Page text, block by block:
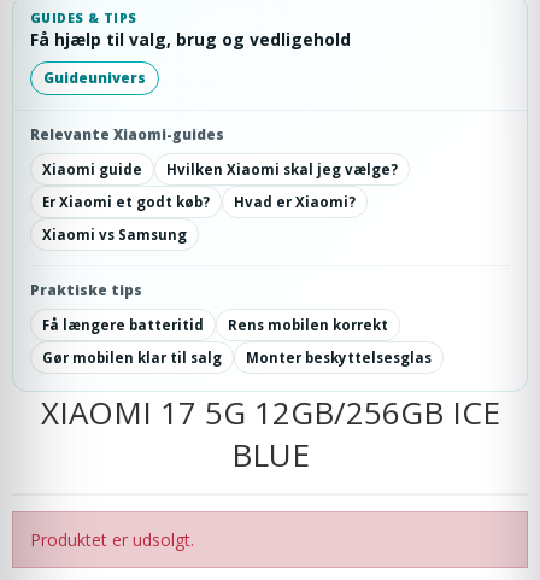
GUIDES & TIPS
Få hjælp til valg, brug og vedligehold
Guideunivers
Relevante Xiaomi-guides
Xiaomi guide
Hvilken Xiaomi skal jeg vælge?
Er Xiaomi et godt køb?
Hvad er Xiaomi?
Xiaomi vs Samsung
Praktiske tips
Få længere batteritid
Rens mobilen korrekt
Gør mobilen klar til salg
Monter beskyttelsesglas
XIAOMI 17 5G 12GB/256GB ICE
BLUE
Produktet er udsolgt.